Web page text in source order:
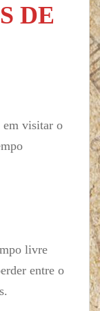
DE
em visitar o
livre
entre o